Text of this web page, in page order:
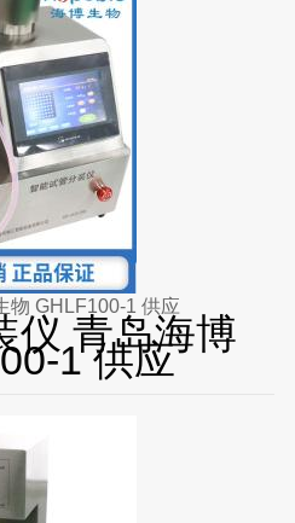
智能试管分装仪 青岛海博生物 GHLF100-1 供应
仪 青岛海博
1 供应